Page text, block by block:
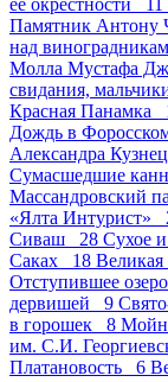
Памятник Антону
над
Молла Мустафа
свидания,
Красная Панамка
Дождь в
Александра
Сумасшедшие
Массандровский
«Ялта Интурист»
Сиваш 28 Сухое
Саках 18
Отступившее
дервишей 9
в горошек 8
им. С.И.
Платановость 6